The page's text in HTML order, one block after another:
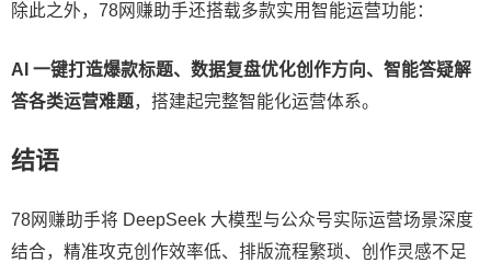
除此之外，78网赚助手还搭载多款实用智能运营功能：
AI 一键打造爆款标题、数据复盘优化创作方向、智能答疑解
答各类运营难题，搭建起完整智能化运营体系。
结语
78网赚助手将 DeepSeek 大模型与公众号实际运营场景深度
结合，精准攻克创作效率低、排版流程繁琐、创作灵感不足